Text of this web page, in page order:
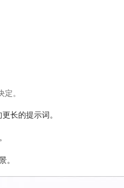
定。
长的提示词。
。